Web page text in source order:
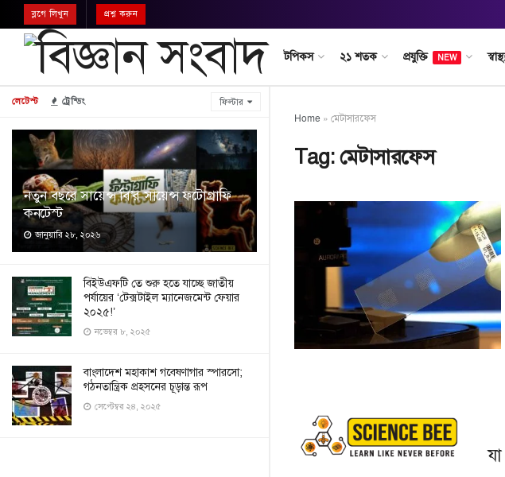
লেটেস্ট ট্রেন্ডিং ফিল্টার
নতুন বছরে সায়েন্স বি’র সায়েন্স ফটোগ্রাফি
কনটেস্ট
জানুয়ারি ২৮, ২০২৬
বিইউএফটি তে শুরু হতে যাচ্ছে জাতীয়
পর্যায়ের ‘টেক্সটাইল ম্যানেজমেন্ট ফেয়ার
২০২৫!’
নভেম্বর ৮, ২০২৫
বাংলাদেশ মহাকাশ গবেষণাগার স্পারসো;
গঠনতান্ত্রিক প্রহসনের চূড়ান্ত রূপ
সেপ্টেম্বর ২৪, ২০২৫
ব্লগে লিখুন প্রশ্ন করুন
টপিকস ২১ শতক প্রযুক্তি NEW
Home » মেটাসারফেস
Tag:মেটাসারফেস